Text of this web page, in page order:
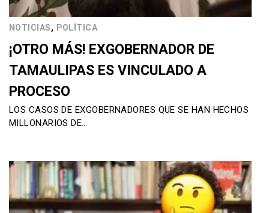
NOTICIAS, POLÍTICA
¡OTRO MÁS! EXGOBERNADOR DE
TAMAULIPAS ES VINCULADO A
PROCESO
LOS CASOS DE EXGOBERNADORES QUE SE HAN HECHOS
MILLONARIOS DE…